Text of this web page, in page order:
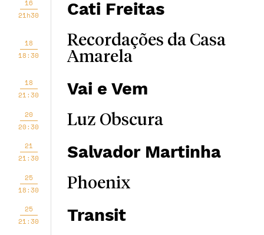
16
21h30
Cati Freitas
18
18:30
Recordações da Casa
Amarela
18
21:30
Vai e Vem
20
20:30
Luz Obscura
21
21:30
Salvador Martinha
25
18:30
Phoenix
25
21:30
Transit